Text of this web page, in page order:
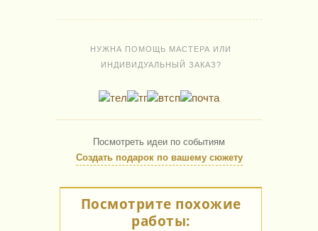
НУЖНА ПОМОЩЬ МАСТЕРА ИЛИ
ИНДИВИДУАЛЬНЫЙ ЗАКАЗ?
Посмотреть идеи по событиям
Создать подарок по вашему сюжету
Посмотрите похожие
работы: